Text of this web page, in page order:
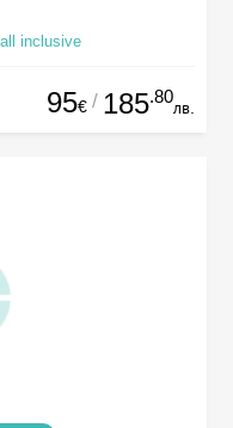
inclusive
95€ / 185.80
лв.